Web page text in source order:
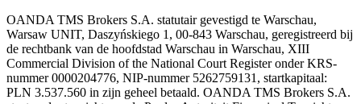
OANDA TMS Brokers S.A. statutair gevestigd te Warschau,
Warsaw UNIT, Daszyńskiego 1, 00-843 Warschau, geregistreerd bij
de rechtbank van de hoofdstad Warschau in Warschau, XIII
Commercial Division of the National Court Register onder KRS-
nummer 0000204776, NIP-nummer 5262759131, startkapitaal:
PLN 3.537.560 in zijn geheel betaald. OANDA TMS Brokers S.A.